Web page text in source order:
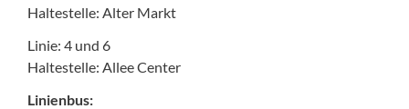
Haltestelle: Alter Markt
Linie: 4 und 6
Haltestelle: Allee Center
Linienbus: